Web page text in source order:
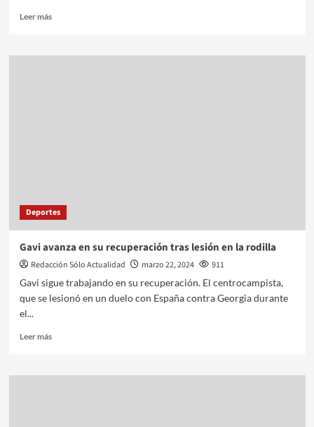
Leer más
Deportes
Gavi avanza en su recuperación tras lesión en la rodilla
Redacción Sólo Actualidad marzo 22, 2024
911
Gavi sigue trabajando en su recuperación. El centrocampista,
que se lesionó en un duelo con España contra Georgia durante
el...
Leer más